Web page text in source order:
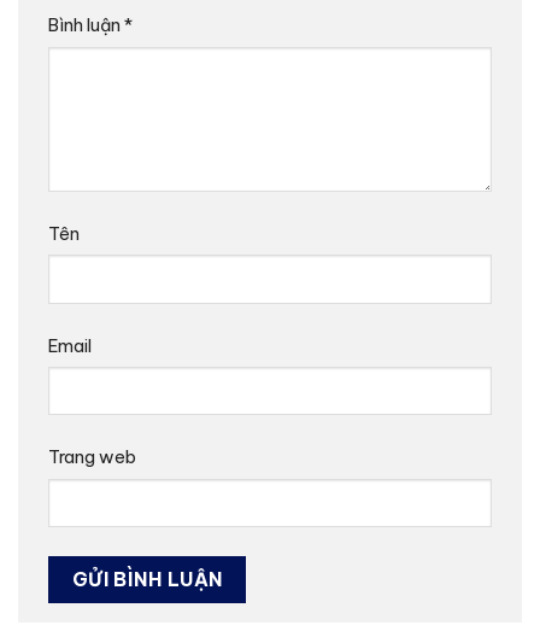
Bình luận *
Tên
Email
Trang web